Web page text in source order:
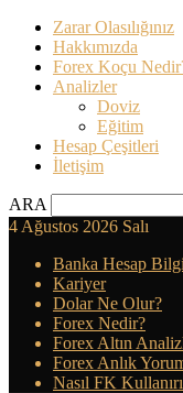
Zarar Olasılığınız
Hakkımızda
Forex Koçu
Analizler
Doviz
Eğitim
Hesap Çeşitleri
İletişim
ARA
4 Ağustos 2026 Salı
Banka Hesap
Kariyer
Dolar Ne Olur?
Forex Nedir?
Forex Altın
Forex Anlık
Nasıl FK